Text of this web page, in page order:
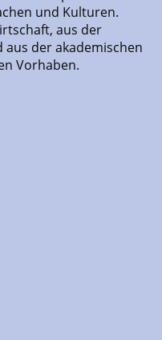
und Kulturen.
aus der
der akademischen
Vorhaben.